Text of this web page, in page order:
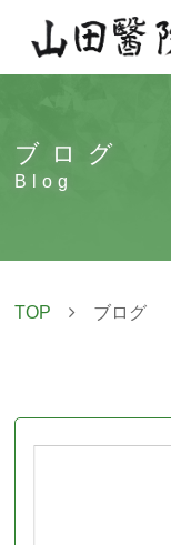
ブログ
Blog
TOP ブログ